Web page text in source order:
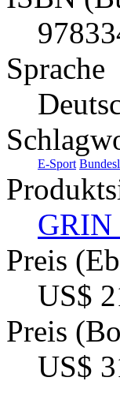
Sprache
E-Sport
GRIN
Preis
US$
Preis
US$